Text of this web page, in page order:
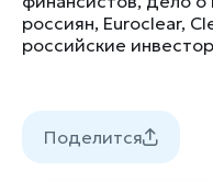
россиян, Euroclear,
российские
Поделится